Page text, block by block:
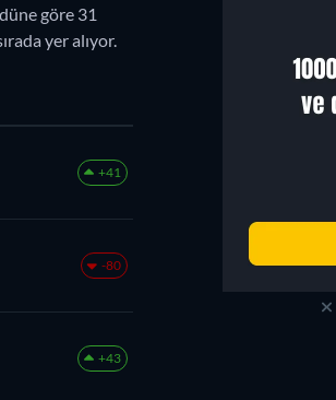
göre 31
yer alıyor.
+41
-80
+43